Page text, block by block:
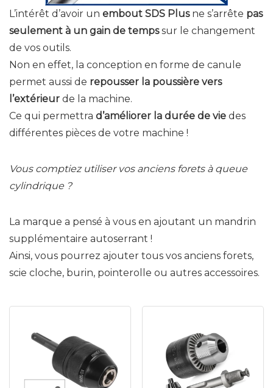
L’intérêt d’avoir un embout SDS Plusne s’arrête pas
seulement à un gain de tempssur le changement
de vos outils.
Non en effet, la conception en forme de canule
permet aussi de repousser la poussière vers
l’extérieur de la machine.
Ce qui permettra d’améliorer la durée de vie des
différentes pièces de votre machine !
Vous comptiez utiliser vos anciens forets à queue
cylindrique ?
La marque a pensé à vous en ajoutant un mandrin
supplémentaire autoserrant !
Ainsi, vous pourrez ajouter tous vos anciens forets,
scie cloche, burin, pointerolle ou autres accessoires.